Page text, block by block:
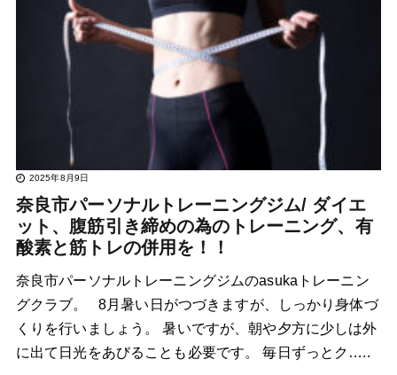
2025年8月9日
奈良市パーソナルトレーニングジム/ ダイエ
ット、腹筋引き締めの為のトレーニング、有
酸素と筋トレの併用を！！
奈良市パーソナルトレーニングジムのasukaトレーニン
グクラブ。 8月暑い日がつづきますが、しっかり身体づ
くりを行いましょう。 暑いですが、朝や夕方に少しは外
に出て日光をあびることも必要です。 毎日ずっとク…..